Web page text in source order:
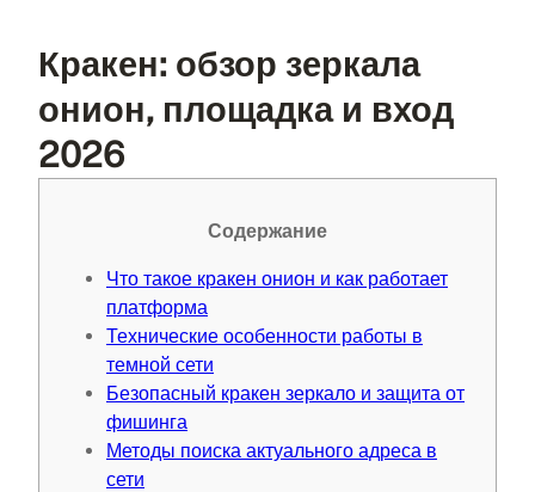
Кракен: обзор зеркала
онион, площадка и вход
2026
Содержание
Что такое кракен онион и как работает
платформа
Технические особенности работы в
темной сети
Безопасный кракен зеркало и защита от
фишинга
Методы поиска актуального адреса в
сети